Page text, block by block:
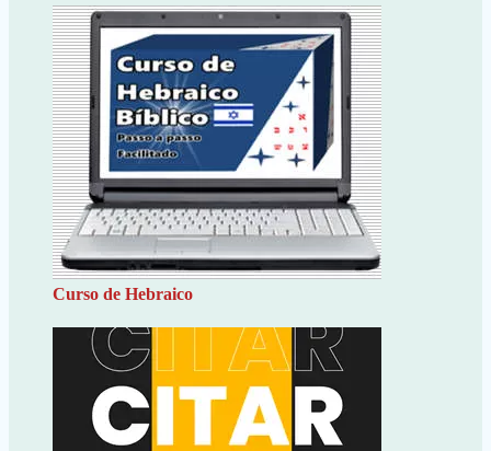
Curso de Hebraico